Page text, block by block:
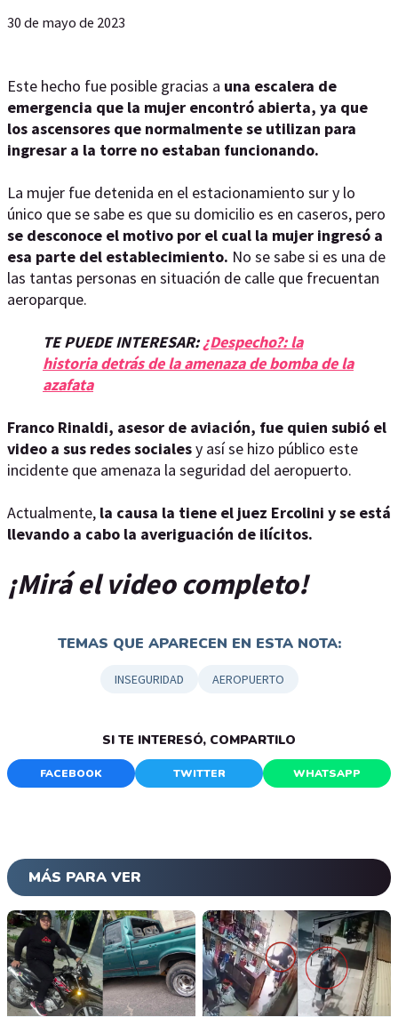
30 de mayo de 2023
Este hecho fue posible gracias a una escalera de
emergencia que la mujer encontró abierta, ya que
los ascensores que normalmente se utilizan para
ingresar a la torre no estaban funcionando.
La mujer fue detenida en el estacionamiento sur y lo
único que se sabe es que su domicilio es en caseros, pero
se desconoce el motivo por el cual la mujer ingresó a
esa parte del establecimiento. No se sabe si es una de
las tantas personas en situación de calle que frecuentan
aeroparque.
TE PUEDE INTERESAR:¿Despecho?: la
historia detrás de la amenaza de bomba de la
azafata
Franco Rinaldi, asesor de aviación, fue quien subió el
video a sus redes socialesy así se hizo público este
incidente que amenaza la seguridad del aeropuerto.
Actualmente, la causa la tiene el juez Ercolini y se está
llevando a cabo la averiguación de ilícitos.
¡Mirá el video completo!
TEMAS QUE APARECEN EN ESTA NOTA:
INSEGURIDAD AEROPUERTO
SI TE INTERESÓ, COMPARTILO
FACEBOOK TWITTER WHATSAPP
MÁS PARA VER